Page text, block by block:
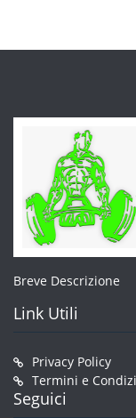
Breve Descrizione
Link Utili
Privacy Policy
Termini e
Seguici